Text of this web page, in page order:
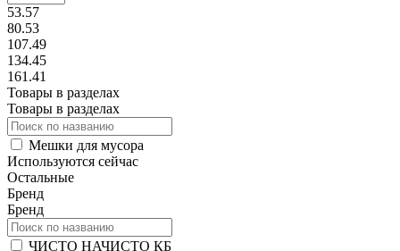
53.57
80.53
107.49
134.45
161.41
Товары в разделах
Товары в разделах
Мешки для мусора
Используются сейчас
Остальные
Бренд
Бренд
ЧИСТО НАЧИСТО КБ